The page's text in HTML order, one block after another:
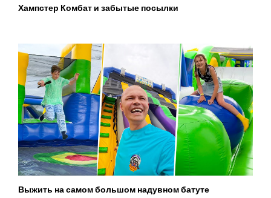
Хампстер Комбат и забытые посылки
Выжить на самом большом надувном батуте